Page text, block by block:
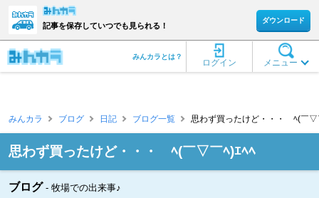
記事を保存していつでも見られる！
ダウンロード
メニュー
ログイン
みんカラとは？
みんカラ ブログ 日記 ブログ一覧 思わず買ったけど・・・ ﾍ(￣▽
思わず買ったけど・・・ ﾍ(￣▽￣ﾍ)ｴﾍﾍ
ブログ 牧場での出来事♪